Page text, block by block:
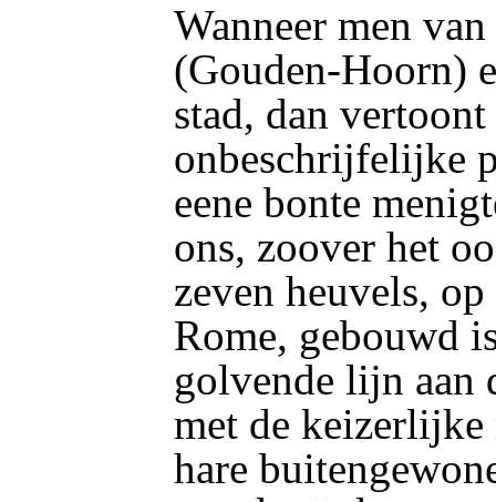
Wanneer men
(Gouden-Hoorn)
stad, dan
onbeschrijfelijke
eene bonte
ons, zoover het
zeven heuvels,
Rome, gebouwd
golvende lijn aan
met de keizerlijke
hare